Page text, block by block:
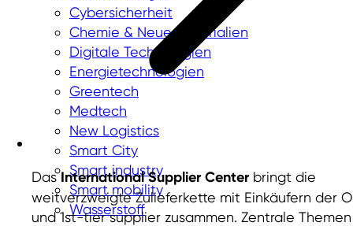
Cybersicherheit
Chemie & Neue Materialien
Digitale Technologien
Energietechnologien
Greentech
Medtech
New Logistics
Smart City
Smart industry
Smart mobility
Wasserstoff
DasInternational Supplier Centerbringt die
weitverzweigte Zulieferkette mit Einkäufern der
und 1st-tier supplier zusammen. Zentrale